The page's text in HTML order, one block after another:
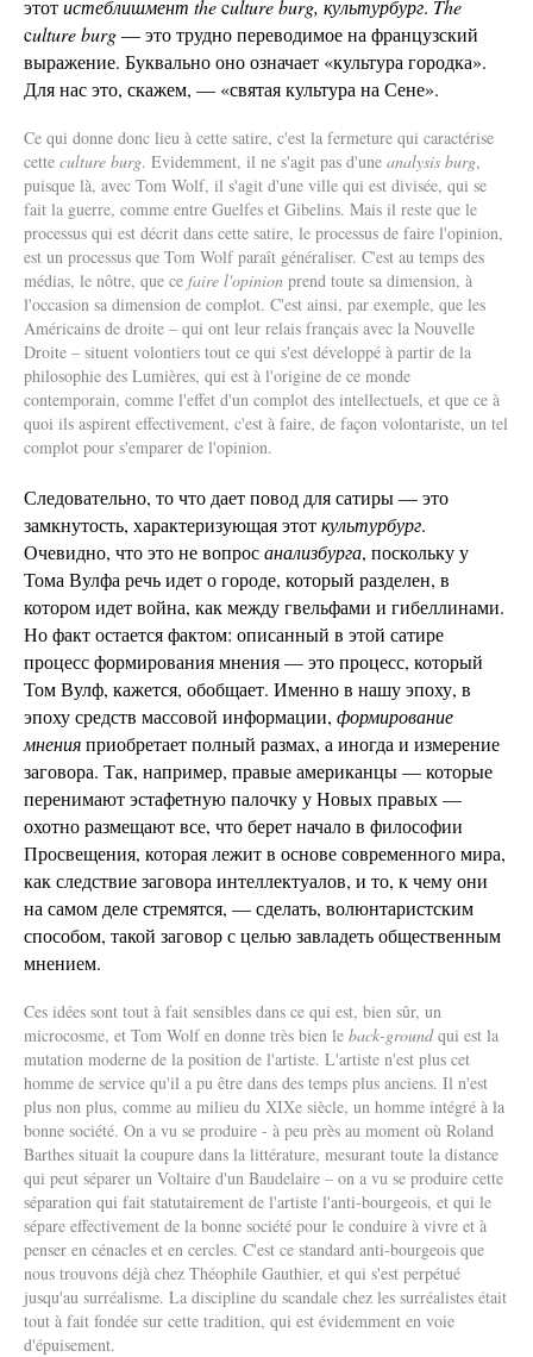
этотистеблишмент theculture burg, культурбург. The
culture burg—это трудно переводимое на французский
выражение. Буквально оно означает «культура городка».
Для нас это, скажем, — «святая культура на Сене».
Ce qui donne donc lieu à cette satire, c'est la fermeture qui caractérise
cette culture burg. Evidemment, il ne s'agit pas d'une analysis burg,
puisque là, avec Tom Wolf, il s'agit d'une ville qui est divisée, qui se
fait la guerre, comme entre Guelfes et Gibelins. Mais il reste que le
processus qui est décrit dans cette satire, le processus de faire l'opinion,
est un processus que Tom Wolf paraît généraliser. C'est au temps des
médias, le nôtre, que ce faire l'opinion prend toute sa dimension, à
l'occasion sa dimension de complot. C'est ainsi, par exemple, que les
Américains de droite – qui ont leur relais français avec la Nouvelle
Droite – situent volontiers tout ce qui s'est développé à partir de la
philosophie des Lumières, qui est à l'origine de ce monde
contemporain, comme l'effet d'un complot des intellectuels, et que ce à
quoi ils aspirent effectivement, c'est à faire, de façon volontariste, un tel
complot pour s'emparer de l'opinion.
Следовательно, то что дает повод для сатиры — это
замкнутость, характеризующая этоткультурбург.
Очевидно, что это не вопросанализбурга, поскольку у
Тома Вулфа речь идет о городе, который разделен, в
котором идет война, как между гвельфами и гибеллинами.
Но факт остается фактом: описанный в этой сатире
процесс формирования мнения — это процесс, который
Том Вулф, кажется, обобщает. Именно в нашу эпоху, в
эпоху средств массовой информации, формирование
мненияприобретает полный размах, а иногда и измерение
заговора. Так, например, правые американцы — которые
перенимают эстафетную палочку у Новых правых —
охотно размещают все, что берет начало в философии
Просвещения, которая лежит в основе современного мира,
как следствие заговора интеллектуалов, и то, к чему они
на самом деле стремятся, — сделать, волюнтаристским
способом, такой заговор с целью завладеть общественным
мнением.
Ces idées sont tout à fait sensibles dans ce qui est, bien sûr, un
microcosme, et Tom Wolf en donne très bien le back-groundqui est la
mutation moderne de la position de l'artiste. L'artiste n'est plus cet
homme de service qu'il a pu être dans des temps plus anciens. Il n'est
plus non plus, comme au milieu du XIXe siècle, un homme intégré à la
bonne société. On a vu se produire - à peu près au moment où Roland
Barthes situait la coupure dans la littérature, mesurant toute la distance
qui peut séparer un Voltaire d'un Baudelaire – on a vu se produire cette
séparation qui fait statutairement de l'artiste l'anti-bourgeois, et qui le
sépare effectivement de la bonne société pour le conduire à vivre et à
penser en cénacles et en cercles. C'est ce standard anti-bourgeois que
nous trouvons déjà chez Théophile Gauthier, et qui s'est perpétué
jusqu'au surréalisme. La discipline du scandale chez les surréalistes était
tout à fait fondée sur cette tradition, qui est évidemment en voie
d'épuisement.